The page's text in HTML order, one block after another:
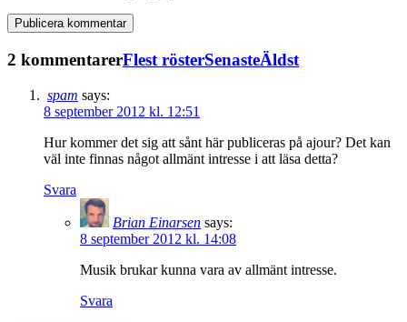
2 kommentarerFlest rösterSenasteÄldst
spam says:
8 september 2012 kl. 12:51
Hur kommer det sig att sånt här publiceras på ajour? Det kan
väl inte finnas något allmänt intresse i att läsa detta?
Svara
Brian Einarsen says:
8 september 2012 kl. 14:08
Musik brukar kunna vara av allmänt intresse.
Svara